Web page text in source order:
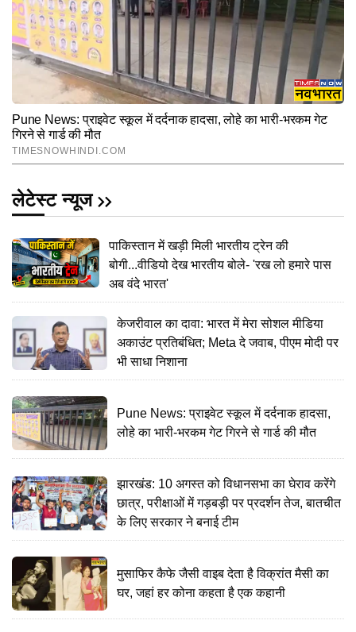
लेटेस्ट न्यूज
पाकिस्तान में खड़ी मिली भारतीय ट्रेन की
बोगी...वीडियो देख भारतीय बोले- 'रख लो हमारे पास
अब वंदे भारत'
केजरीवाल का दावा: भारत में मेरा सोशल मीडिया
अकाउंट प्रतिबंधित; Meta दे जवाब, पीएम मोदी पर
भी साधा निशाना
Pune News: प्राइवेट स्कूल में दर्दनाक हादसा,
लोहे का भारी-भरकम गेट गिरने से गार्ड की मौत
झारखंड: 10 अगस्त को विधानसभा का घेराव करेंगे
छात्र, परीक्षाओं में गड़बड़ी पर प्रदर्शन तेज, बातचीत
के लिए सरकार ने बनाई टीम
मुसाफिर कैफे जैसी वाइब देता है विक्रांत मैसी का
घर, जहां हर कोना कहता है एक कहानी